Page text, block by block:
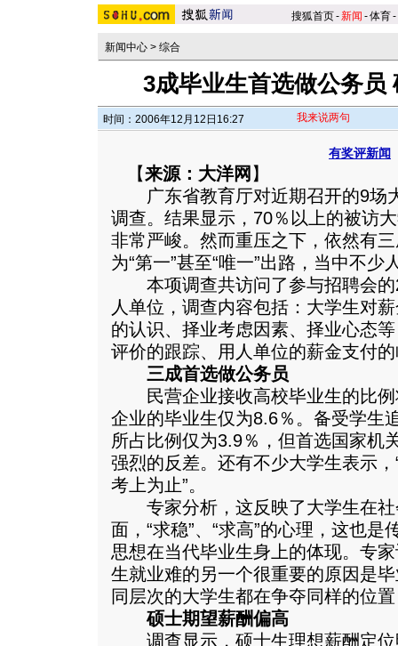
搜狐首页-新闻 -体育-
新闻中心 > 综合
3成毕业生首选做公务员
时间：2006年12月12日16:27 我来说两句
有奖评新闻
【来源：大洋网 】
广东省教育厅对近期召开的9场
调查。结果显示，70％以上的被访
非常严峻。然而重压之下，依然有
为“第一”甚至“唯一”出路，当中不少
本项调查共访问了参与招聘会的
人单位，调查内容包括：大学生对
的认识、择业考虑因素、择业心态
评价的跟踪、用人单位的薪金支付
三成首选做公务员
民营企业接收高校毕业生的比例
企业的毕业生仅为8.6％。备受学生
所占比例仅为3.9％，但首选国家机
强烈的反差。还有不少大学生表示
考上为止”。
专家分析，这反映了大学生在社
面，“求稳”、“求高”的心理，这也是
思想在当代毕业生身上的体现。专
生就业难的另一个很重要的原因是
同层次的大学生都在争夺同样的位
硕士期望薪酬偏高
调查显示，硕士生理想薪酬定位